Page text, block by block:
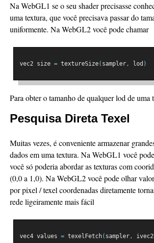
Na WebGL1 se o seu shader precisasse
uma textura, que você precisava passar do
uniformente. Na WebGL2 você pode chamar
vec2 size = textureSize( sampler, lod )
Para obter o tamanho de qualquer lod de uma
Pesquisa Direta Texel
Muitas vezes, é conveniente armazenar
dados em uma textura. Na WebGL1 você
você só poderia abordar as texturas com
(0,0 a 1,0). Na WebGL2 você pode olhar
por pixel / texel coordenadas diretamente
rede ligeiramente mais fácil
vec4 values = texelFetch( sampler,